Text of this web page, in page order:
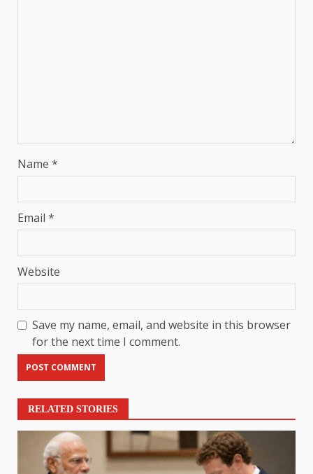
Name *
Email *
Website
Save my name, email, and website in this browser
for the next time I comment.
RELATED STORIES